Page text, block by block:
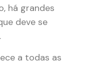
há grandes
deve se
a todas as